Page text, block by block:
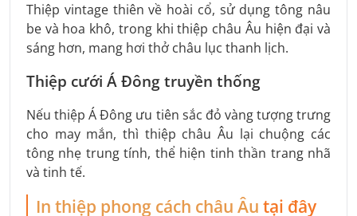
Thiệp vintage thiên về hoài cổ, sử dụng tông nâu
be và hoa khô, trong khi thiệp châu Âu hiện đại và
sáng hơn, mang hơi thở châu lục thanh lịch.
Thiệp cưới Á Đông truyền thống
Nếu thiệp Á Đông ưu tiên sắc đỏ vàng tượng trưng
cho may mắn, thì thiệp châu Âu lại chuộng các
tông nhẹ trung tính, thể hiện tinh thần trang nhã
và tinh tế.
In thiệp phong cách châu Âu tại đây